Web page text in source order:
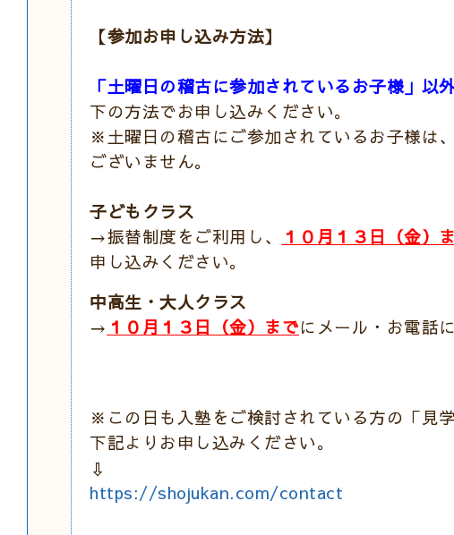
【参加お申し込み方法】
「土曜日の稽古に参加されているお子様」以
下の方法でお申し込みください。
※土曜日の稽古にご参加されているお子様は
ございません。
子どもクラス
→振替制度をご利用し、
１０月１３日（金）
申し込みください。
中高生・大人クラス
→ １０月１３日（金）までにメール・お電話
※この日も入塾をご検討されている方の「見
下記よりお申し込みください。
⇩
https://shojukan.com/contact